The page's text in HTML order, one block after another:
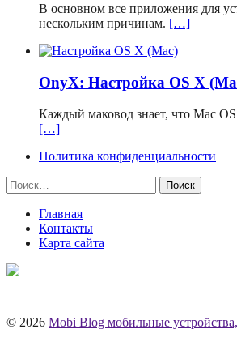
В основном все приложения для
нескольким причинам. […]
OnyX: Настройка OS X
Каждый маковод знает, что Mac
[…]
Политика конфиденциальности
Найти:
Главная
Контакты
Карта сайта
© 2026 Mobi Blog мобильные